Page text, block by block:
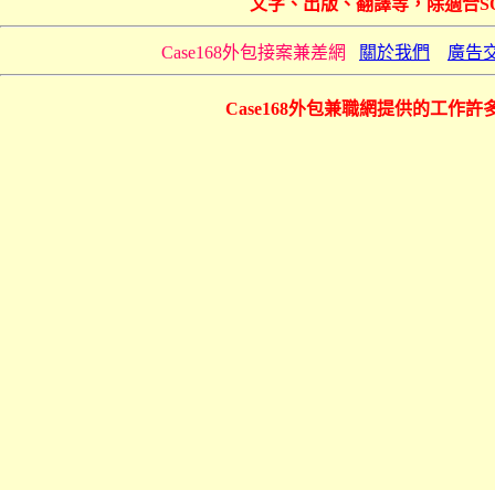
文字、出版、翻譯等，除適合
Case168外包接案兼差網 關於我們 廣告
Case168外包兼職網提供的工作